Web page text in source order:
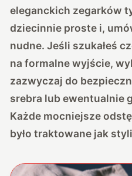
eleganckich zegarków
dziecinnie proste i,
nudne. Jeśli szukałeś
na formalne wyjście,
zazwyczaj do
srebra lub ewentualnie
Każde mocniejsze
było traktowane jak